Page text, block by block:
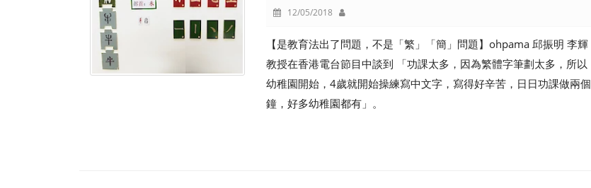
12/05/2018
【是教育法出了問題，不是「繁」「簡」問題】ohpama 邱振明 李輝
教授在香港電台節目中談到 「功課太多，因為繁體字筆劃太多，所以
幼稚園開始，4歲就開始操練寫中文字，寫得好辛苦，日日功課做兩個
鐘，好多幼稚園都有」。